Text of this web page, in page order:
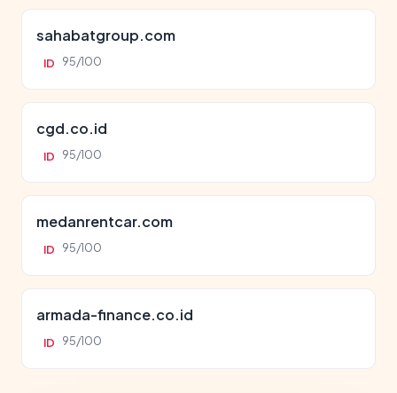
sahabatgroup.com
ID 95/100
cgd.co.id
ID 95/100
medanrentcar.com
ID 95/100
armada-finance.co.id
ID 95/100